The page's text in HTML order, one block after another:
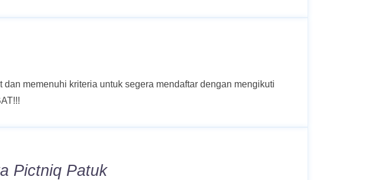
memenuhi kriteria untuk segera mendaftar dengan mengikuti
Pictniq Patuk